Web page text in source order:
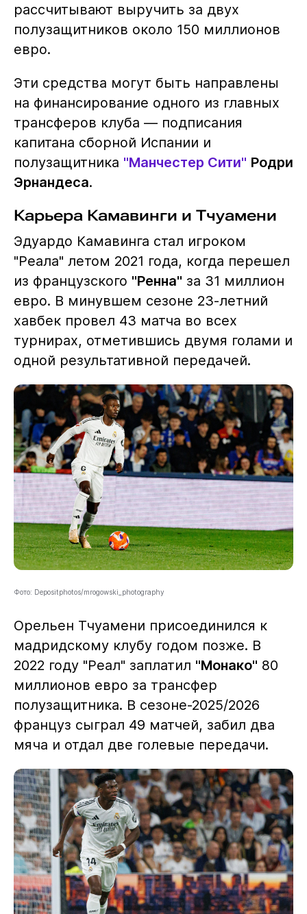
рассчитывают выручить за двух
полузащитников около 150 миллионов
евро.
Эти средства могут быть направлены
на финансирование одного из главных
трансферов клуба — подписания
капитана сборной Испании и
полузащитника "Манчестер Сити" Родри
Эрнандеса.
Карьера Камавинги и Тчуамени
Эдуардо Камавинга стал игроком
"Реала" летом 2021 года, когда перешел
из французского "Ренна" за 31 миллион
евро. В минувшем сезоне 23-летний
хавбек провел 43 матча во всех
турнирах, отметившись двумя голами и
одной результативной передачей.
Фото: Depositphotos/mrogowski_photography
Орельен Тчуамени присоединился к
мадридскому клубу годом позже. В
2022 году "Реал" заплатил "Монако" 80
миллионов евро за трансфер
полузащитника. В сезоне-2025/2026
француз сыграл 49 матчей, забил два
мяча и отдал две голевые передачи.